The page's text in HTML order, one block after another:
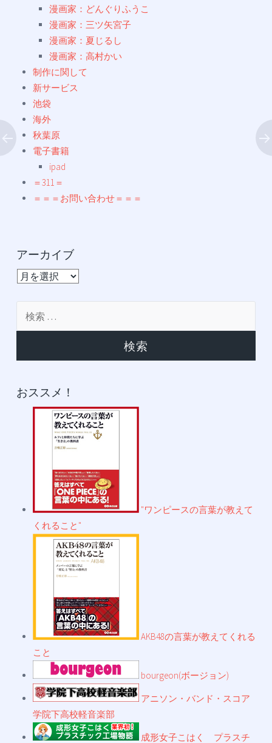
漫画家：どんぐりふうこ
漫画家：三ツ矢宮子
漫画家：夏じるし
漫画家：高村かい
制作に関して
新サービス
池袋
海外
秋葉原
電子書籍
ipad
＝311＝
＝＝＝お問い合わせ＝＝＝
アーカイブ
ア
おススメ！
"ワンピースの言葉が教えて
くれること"
AKB48の言葉が教えてくれる
こと
bourgeon(ボージョン)
アニソン・バンド・スコア
学院下高校軽音楽部
成形女子こはく プラスチ